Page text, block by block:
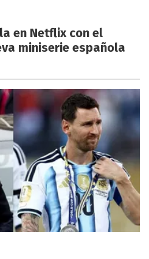
en Netflix con el
miniserie española